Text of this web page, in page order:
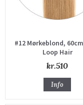
#12 Mørkeblond,
Loop Hair
kr.510
Info